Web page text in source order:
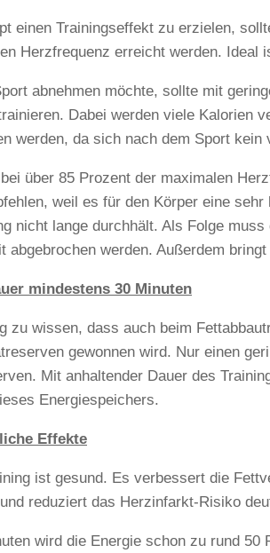
einen Trainingseffekt zu erzielen,
Herzfrequenz erreicht werden. Ideal
abnehmen möchte, sollte mit
Dabei werden viele Kalorien
werden, da sich nach dem Sport
über 85 Prozent der maximalen
weil es für den Körper eine
nicht lange durchhält. Als Folge
abgebrochen werden. Außerdem
mindestens 30 Minuten
zu wissen, dass auch beim
gewonnen wird. Nur einen
Mit anhaltender Dauer des
Energiespeichers.
Effekte
ist gesund. Es verbessert die
reduziert das Herzinfarkt-Risiko
wird die Energie schon zu rund